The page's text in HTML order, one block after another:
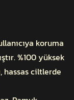
koruma
%100 yüksek
hassas ciltlerde